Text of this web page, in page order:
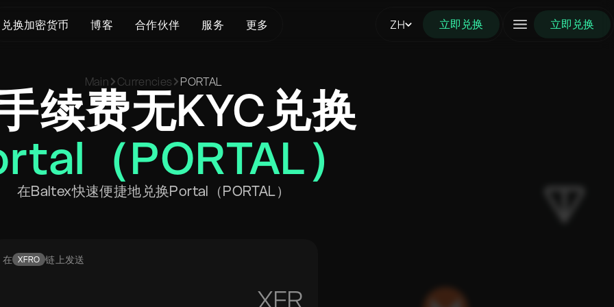
兑换加密货币
BTC 至 USDT
USDT 至 XMR
ETH 至 XMR
ETH 至 BTC
博客 合作伙伴 服务
Bitcoin (BTC)
Ethereum (ETH)
Monero (XMR)
更多
KYC/AML
服务条款
隐私政策
风险披露
状态页面
词汇表
常见问题
联系我们
帮助中心
ZH 立即兑换 立即兑换
Main Currencies PORTAL
续费无KYC兑换
（PORTAL）
在Baltex快速便捷地兑换Portal（PORTAL）
在 XFRO 链上发送
XFR